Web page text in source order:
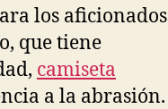
los aficionados
que tiene
camiseta
a la abrasión.